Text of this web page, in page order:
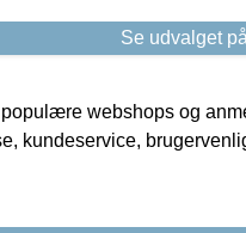
Se udvalget
webshops og
kundeservice,